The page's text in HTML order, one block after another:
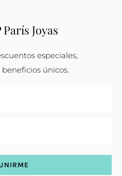
Joyas
especiales,
únicos.